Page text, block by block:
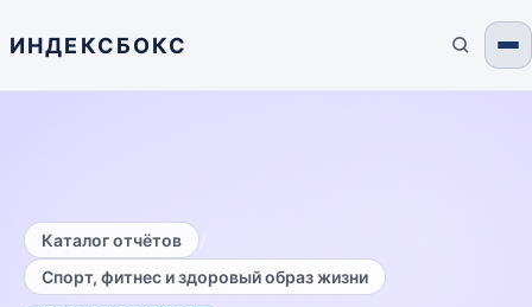
ИНДЕКСБОКС
Каталог отчётов
Спорт, фитнес и здоровый образ жизни